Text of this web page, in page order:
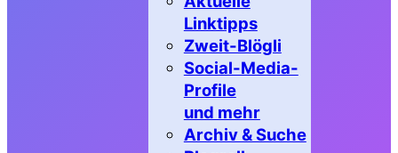
Linktipps
Zweit-Blögli
Social-Media-
Profile
und mehr
Archiv & Suche